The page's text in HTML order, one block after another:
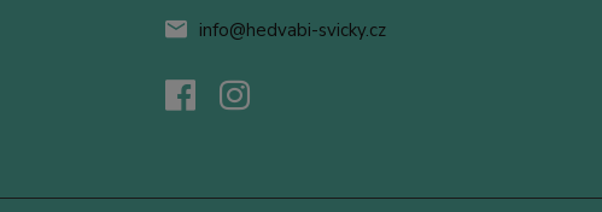
info@hedvabi-svicky.cz